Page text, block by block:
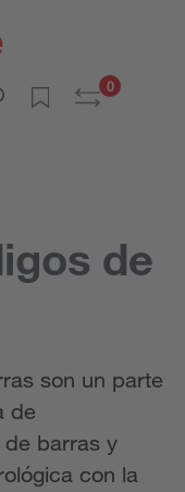
0
de
son un parte
de
de barras y
con la